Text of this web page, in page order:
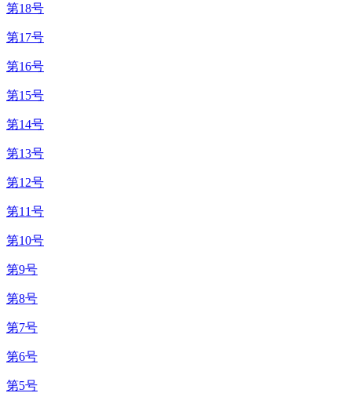
第18号
第17号
第16号
第15号
第14号
第13号
第12号
第11号
第10号
第9号
第8号
第7号
第6号
第5号